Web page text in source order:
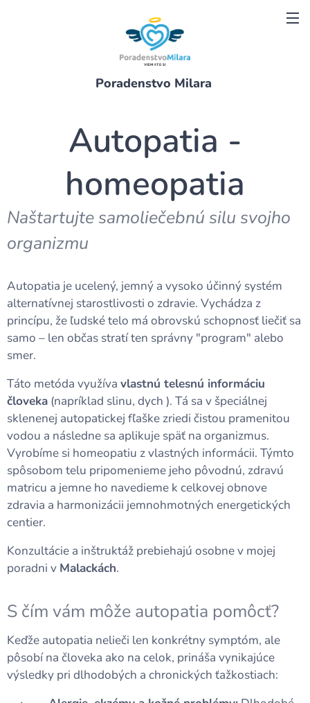
Poradenstvo Milara
Autopatia -
homeopatia
Naštartujte samoliečebnú silu svojho
organizmu
Autopatia je ucelený, jemný a vysoko účinný systém
alternatívnej starostlivosti o zdravie. Vychádza z
princípu, že ľudské telo má obrovskú schopnosť liečiť sa
samo – len občas stratí ten správny "program" alebo
smer.
Táto metóda využíva vlastnú telesnú informáciu
človeka (napríklad slinu, dych ). Tá sa v špeciálnej
sklenenej autopatickej fľaške zriedi čistou pramenitou
vodou a následne sa aplikuje späť na organizmus.
Vyrobíme si homeopatiu z vlastných informácii. Týmto
spôsobom telu pripomenieme jeho pôvodnú, zdravú
matricu a jemne ho navedieme k celkovej obnove
zdravia a harmonizácii jemnohmotných energetických
centier.
Konzultácie a inštruktáž prebiehajú osobne v mojej
poradni v Malackách.
S čím vám môže autopatia pomôcť?
Keďže autopatia nelieči len konkrétny symptóm, ale
pôsobí na človeka ako na celok, prináša vynikajúce
výsledky pri dlhodobých a chronických ťažkostiach: